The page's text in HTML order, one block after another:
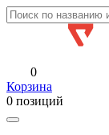
0
Корзина
0 позиций